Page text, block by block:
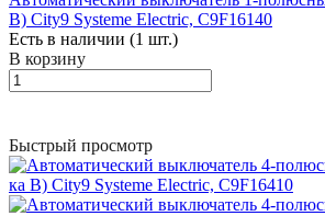
B) City9 Systeme Electric, C9F16140
Есть в наличии (1 шт.)
В корзину
Быстрый просмотр